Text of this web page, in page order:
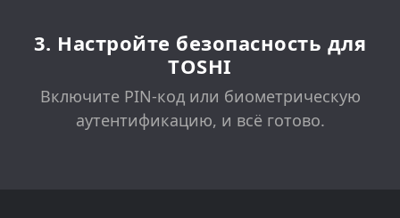
3. Настройте безопасность для
TOSHI
Включите PIN-код или биометрическую
аутентификацию, и всё готово.